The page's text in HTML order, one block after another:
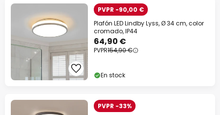
PVPR -90,00 €
Plafón LED Lindby Lyss, Ø 34 cm, color
cromado, IP44
64,90 €
PVPR154,90 €
En stock
PVPR -33%